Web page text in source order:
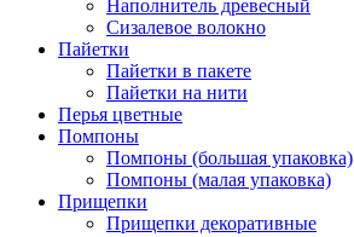
Наполнитель древесный
Сизалевое волокно
Пайетки
Пайетки в пакете
Пайетки на нити
Перья цветные
Помпоны
Помпоны (большая упаковка)
Помпоны (малая упаковка)
Прищепки
Прищепки декоративные